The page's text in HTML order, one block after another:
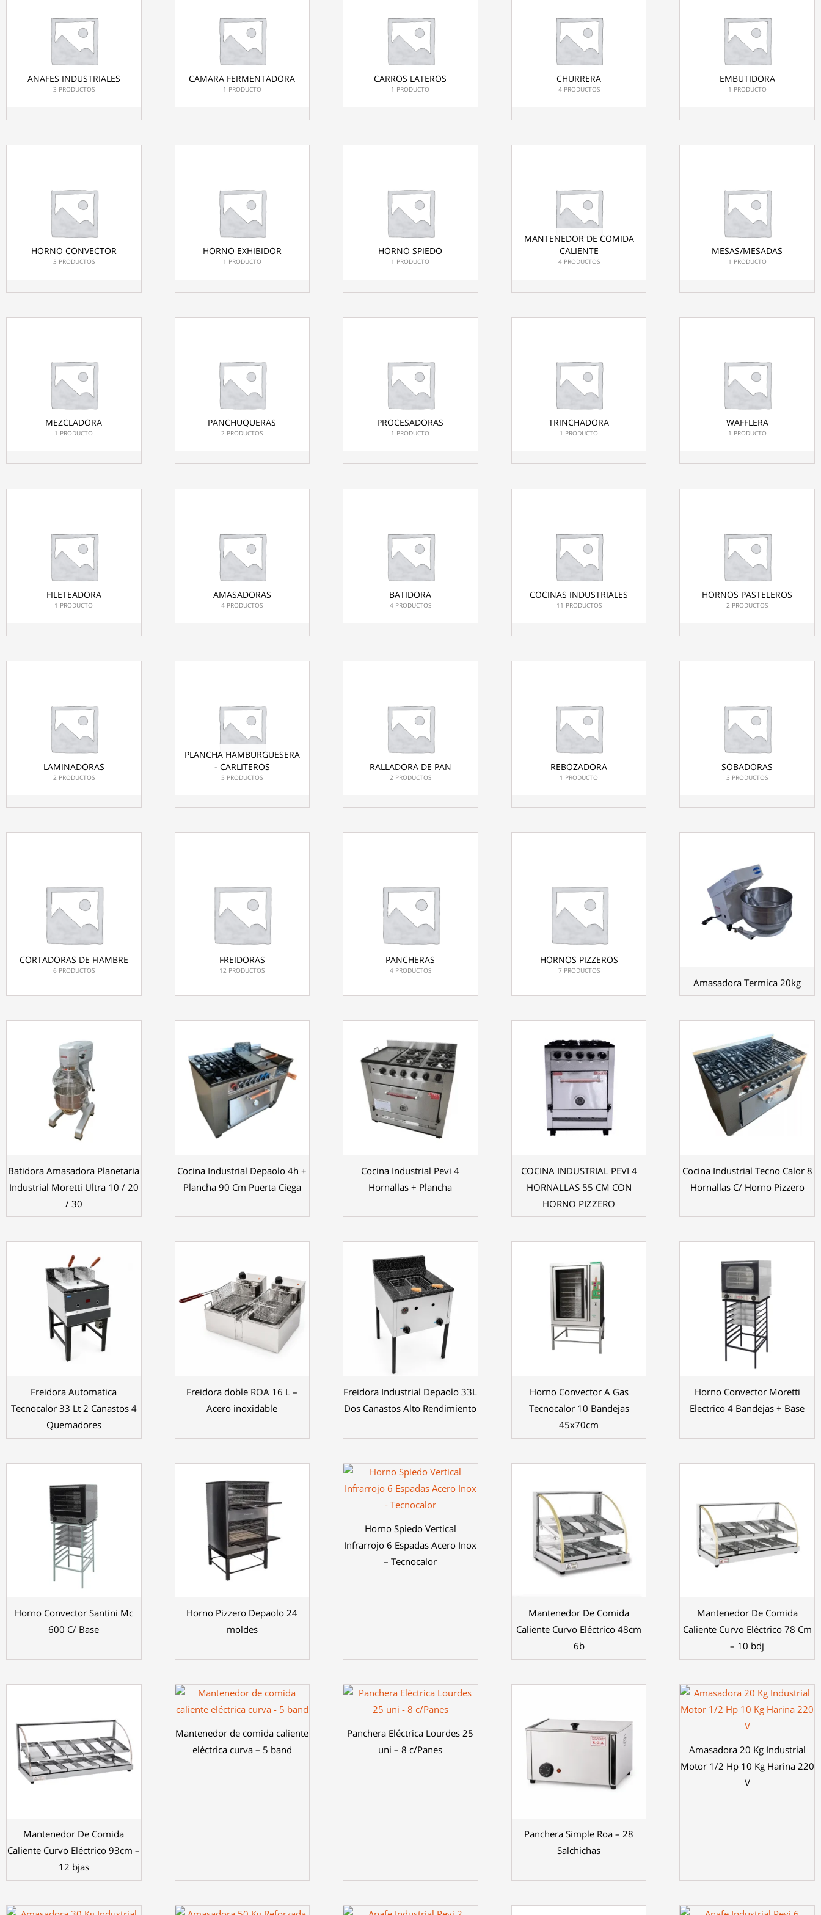
ANAFES INDUSTRIALES
3 PRODUCTOS
CAMARA FERMENTADORA
1 PRODUCTO
CARROS LATEROS
1 PRODUCTO
CHURRERA
4 PRODUCTOS
EMBUTIDORA
1 PRODUCTO
HORNO CONVECTOR
3 PRODUCTOS
HORNO EXHIBIDOR
1 PRODUCTO
HORNO SPIEDO
1 PRODUCTO
MANTENEDOR DE COMIDA
CALIENTE
4 PRODUCTOS
MESAS/MESADAS
1 PRODUCTO
MEZCLADORA
1 PRODUCTO
PANCHUQUERAS
2 PRODUCTOS
PROCESADORAS
1 PRODUCTO
TRINCHADORA
1 PRODUCTO
WAFFLERA
1 PRODUCTO
FILETEADORA
1 PRODUCTO
AMASADORAS
4 PRODUCTOS
BATIDORA
4 PRODUCTOS
COCINAS INDUSTRIALES
11 PRODUCTOS
HORNOS PASTELEROS
2 PRODUCTOS
LAMINADORAS
2 PRODUCTOS
PLANCHA HAMBURGUESERA
- CARLITEROS
5 PRODUCTOS
RALLADORA DE PAN
2 PRODUCTOS
REBOZADORA
1 PRODUCTO
SOBADORAS
3 PRODUCTOS
CORTADORAS DE FIAMBRE
6 PRODUCTOS
FREIDORAS
12 PRODUCTOS
PANCHERAS
4 PRODUCTOS
HORNOS PIZZEROS
7 PRODUCTOS
Amasadora Termica 20kg
Batidora Amasadora Planetaria
Industrial Moretti Ultra 10 / 20
/ 30
Cocina Industrial Depaolo 4h +
Plancha 90 Cm Puerta Ciega
Cocina Industrial Pevi 4
Hornallas + Plancha
COCINA INDUSTRIAL PEVI 4
HORNALLAS 55 CM CON
HORNO PIZZERO
Cocina Industrial Tecno Calor 8
Hornallas C/ Horno Pizzero
Freidora Automatica
Tecnocalor 33 Lt 2 Canastos 4
Quemadores
Freidora doble ROA 16 L –
Acero inoxidable
Freidora Industrial Depaolo 33L
Dos Canastos Alto Rendimiento
Horno Convector A Gas
Tecnocalor 10 Bandejas
45x70cm
Horno Convector Moretti
Electrico 4 Bandejas + Base
Horno Convector Santini Mc
600 C/ Base
Horno Pizzero Depaolo 24
moldes
Horno Spiedo Vertical
Infrarrojo 6 Espadas Acero Inox
– Tecnocalor
Mantenedor De Comida
Caliente Curvo Eléctrico 48cm
6b
Mantenedor De Comida
Caliente Curvo Eléctrico 78 Cm
– 10 bdj
Mantenedor De Comida
Caliente Curvo Eléctrico 93cm –
12 bjas
Mantenedor de comida caliente
eléctrica curva – 5 band
Panchera Eléctrica Lourdes 25
uni – 8 c/Panes
Panchera Simple Roa – 28
Salchichas
Amasadora 20 Kg Industrial
Motor 1/2 Hp 10 Kg Harina 220
V